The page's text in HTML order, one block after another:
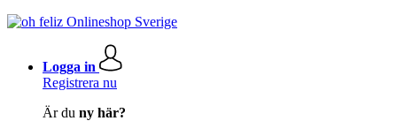
Logga in
Registrera nu
Är du ny här?